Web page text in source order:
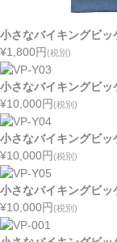
小さなバイキングビ
¥1,800円 (税別)
小さなバイキングビ
¥10,000円 (税別)
小さなバイキングビ
¥10,000円 (税別)
小さなバイキングビ
¥10,000円 (税別)